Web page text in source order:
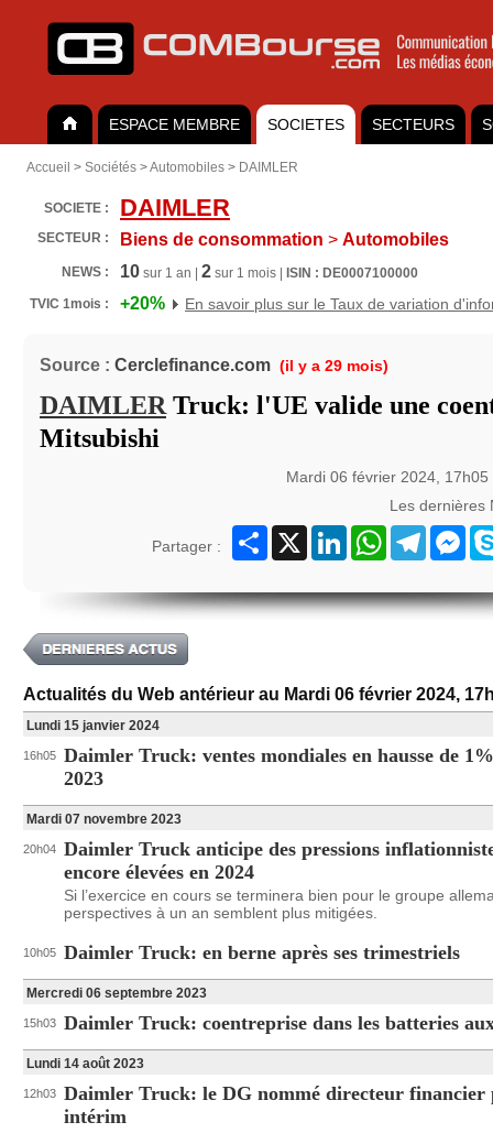
ESPACE MEMBRE SOCIETES SECTEURS
Accueil > Sociétés >Automobiles > DAIMLER
SOCIETE : DAIMLER
SECTEUR : Biens de consommation > Automobiles
NEWS : 10 sur 1 an | 2 sur 1 mois |
ISIN : DE0007100000
TVIC 1mois :
+20% En savoir plus sur le Taux de variation
Source : Cerclefinance.com (il y a 29 mois)
DAIMLER Truck: l'UE valide une
Mitsubishi
Mardi 06 février 2024,
Les dernières
Partager :
Partager
X LinkedInWhatsAppTelegram
Actualités du Web antérieur au Mardi 06 février 2024,
Lundi 15 janvier 2024
16h05 Daimler Truck: ventes mondiales en hausse de
2023
Mardi 07 novembre 2023
20h04 Daimler Truck anticipe des pressions
encore élevées en 2024
Si l’exercice en cours se terminera bien pour le groupe
perspectives à un an semblent plus mitigées.
10h05 Daimler Truck: en berne après ses trimestriels
Mercredi 06 septembre 2023
15h03 Daimler Truck: coentreprise dans les batteries
Lundi 14 août 2023
12h03 Daimler Truck: le DG nommé directeur financier
intérim